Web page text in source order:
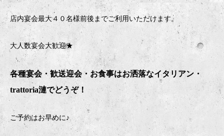
店内宴会最大４０名様前後までご利用いただけます。
大人数宴会大歓迎★
各種宴会・歓送迎会・お食事はお洒落なイタリアン・
trattoria漣でどうぞ！
ご予約はお早めに♪